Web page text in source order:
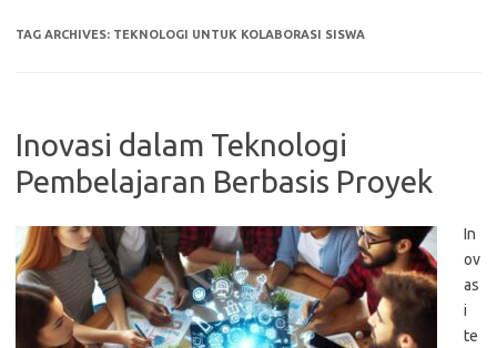
TAG ARCHIVES: TEKNOLOGI UNTUK KOLABORASI SISWA
Inovasi dalam Teknologi
Pembelajaran Berbasis Proyek
In
ov
as
i
te